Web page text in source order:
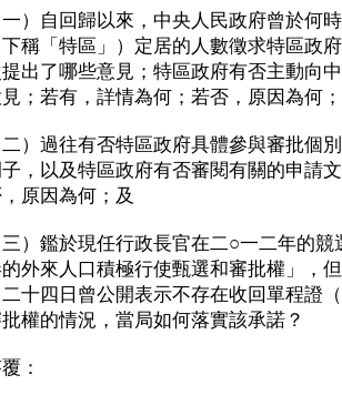
一）自回歸以來，中央人民政府曾於何
下稱「特區」）定居的人數徵求特區政
出了哪些意見；特區政府有否主動向
；若有，詳情為何；若否，原因為何；
二）過往有否特區政府具體參與審批個
，以及特區政府有否審閱有關的申請
原因為何；及
三）鑑於現任行政長官在二○一二年的
外來人口積極行使甄選和審批權」，
二十四日曾公開表示不存在收回單程證
權的情況，當局如何落實該承諾？
：